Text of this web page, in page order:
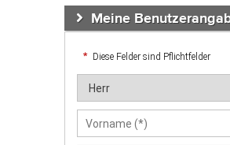
Meine
Diese Felder sind Pflichtfelder
Anrede
Vorname